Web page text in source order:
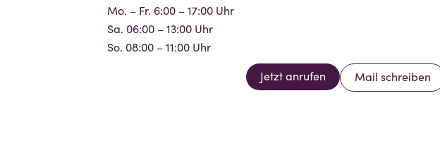
Mo. – Fr. 6:00 – 17:00 Uhr
Sa. 06:00 – 13:00 Uhr
So. 08:00 – 11:00 Uhr
Mail schreiben
Jetzt anrufen